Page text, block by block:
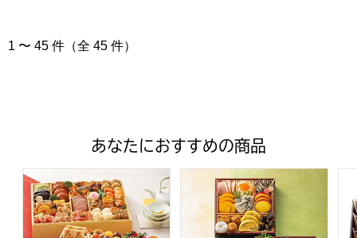
1 〜 45 件（全 45 件）
あなたにおすすめの商品
トップバリュ 和洋中特大二段重「饗宴」(きょうえん)【4
トップバリュ 和風三段重「